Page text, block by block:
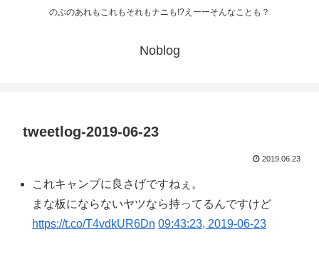
のぶのあれもこれもそれもナニも!?えーーそんなことも？
Noblog
tweetlog-2019-06-23
2019.06.23
これキャンプに良さげですねぇ。
まな板にならないヤツなら持ってるんですけど
https://t.co/T4vdkUR6Dn 09:43:23, 2019-06-23